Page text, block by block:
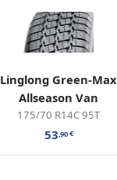
Linglong Green-Max
Allseason Van
175/70 R14C 95T
53,90€